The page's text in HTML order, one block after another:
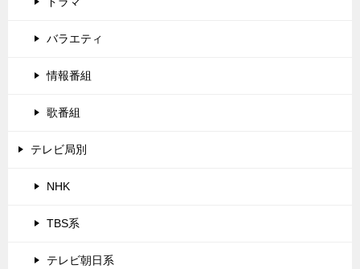
バラエティ
情報番組
歌番組
テレビ局別
NHK
TBS系
テレビ朝日系